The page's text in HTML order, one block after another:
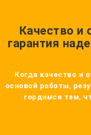
Качество и
гарантия
Когда качество и
основой работы,
гордимся тем,